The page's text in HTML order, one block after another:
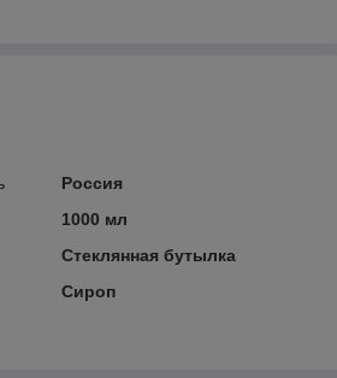
Россия
1000 мл
Стеклянная бутылка
Сироп